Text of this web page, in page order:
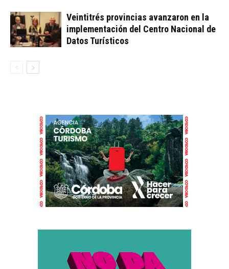
Veintitrés provincias avanzaron en la
implementación del Centro Nacional de
Datos Turísticos